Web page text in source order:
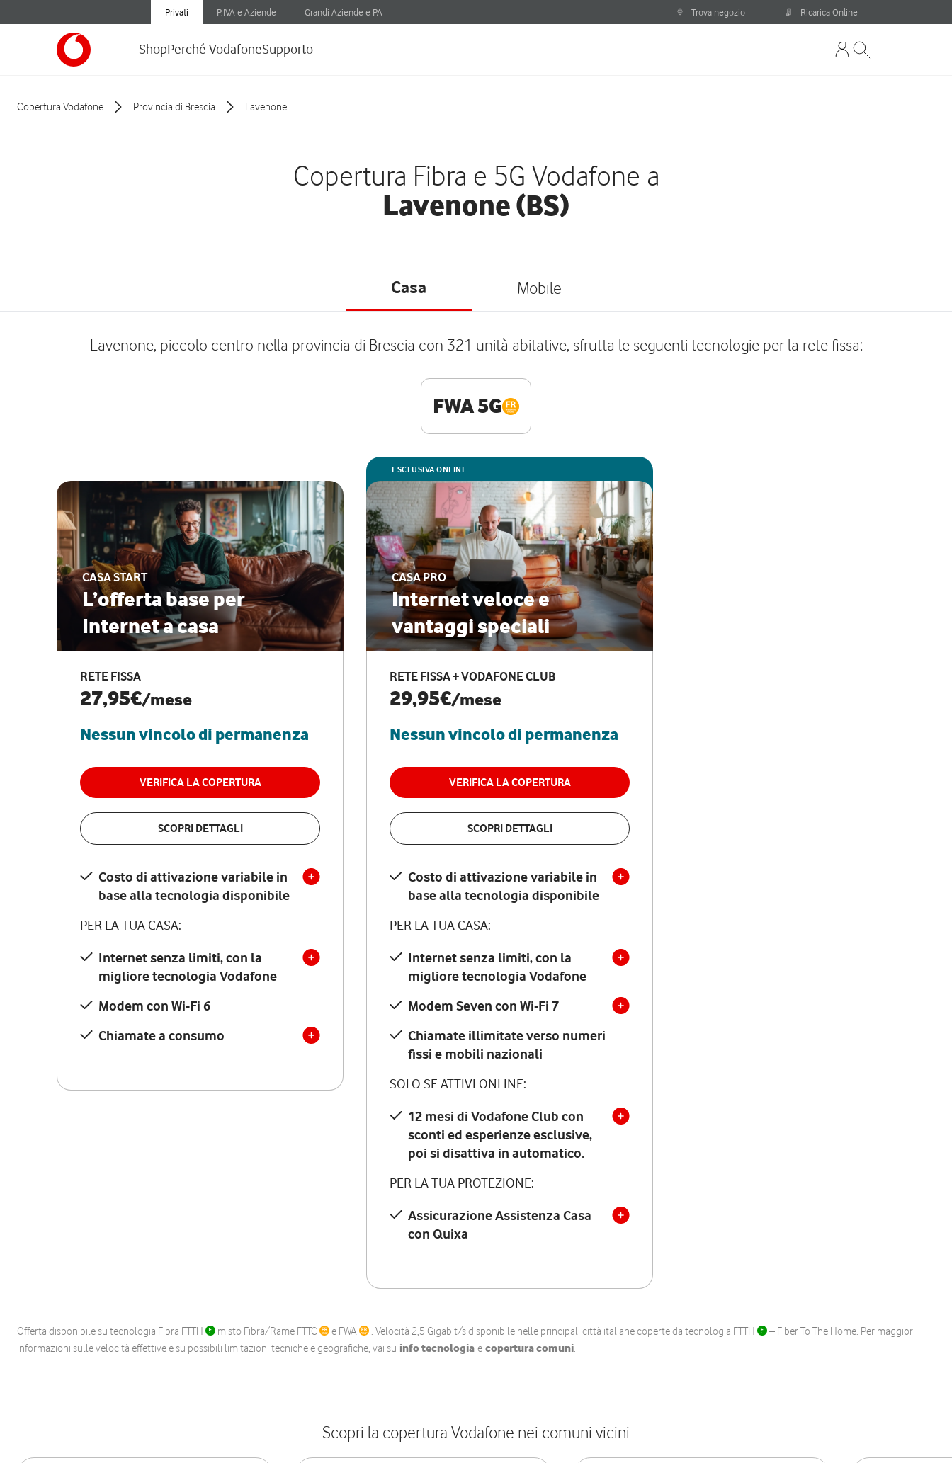
Privati P.IVA e Aziende Grandi Aziende e PA Trova negozio Ricarica Online
ShopPerché VodafoneSupporto
Copertura Vodafone Provincia di Brescia Lavenone
Copertura Fibra e 5G Vodafone a
Lavenone (BS)
Casa Mobile
Lavenone, piccolo centro nella provincia di Brescia con 321 unità abitative, sfrutta le seguenti tecnologie per la rete fissa:
FWA 5G
CASA START
L’offerta base per
Internet a casa
RETE FISSA
27,95€/mese
Nessun vincolo di permanenza
VERIFICA LA COPERTURA
SCOPRI DETTAGLI
Costo di attivazione variabile in
base alla tecnologia disponibile
PER LA TUA CASA:
Internet senza limiti, con la
migliore tecnologia Vodafone
Modem con Wi-Fi 6
Chiamate a consumo
ESCLUSIVA ONLINE
CASA PRO
Internet veloce e
vantaggi speciali
RETE FISSA + VODAFONE CLUB
29,95€/mese
Nessun vincolo di permanenza
VERIFICA LA COPERTURA
SCOPRI DETTAGLI
Costo di attivazione variabile in
base alla tecnologia disponibile
PER LA TUA CASA:
Internet senza limiti, con la
migliore tecnologia Vodafone
Modem Seven con Wi-Fi 7
Chiamate illimitate verso numeri
fissi e mobili nazionali
SOLO SE ATTIVI ONLINE:
12 mesi di Vodafone Club con
sconti ed esperienze esclusive,
poi si disattiva in automatico.
PER LA TUA PROTEZIONE:
Assicurazione Assistenza Casa
con Quixa
Offerta disponibile su tecnologia Fibra FTTH misto Fibra/Rame FTTC e FWA . Velocità 2,5 Gigabit/s disponibile nelle principali città italiane coperte da tecnologia FTTH
– Fiber To The Home. Per maggiori
informazioni sulle velocità effettive e su possibili limitazioni tecniche e geografiche, vai su info tecnologia e copertura comuni.
Scopri la copertura Vodafone nei comuni vicini